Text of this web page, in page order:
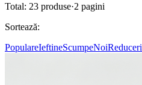
Total: 23 produse·2 pagini
Sortează:
PopulareIeftineScumpeNoiReduceri